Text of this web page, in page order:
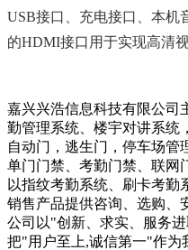
USB接口、充电接口、本机
的HDMI接口用于实现高清
嘉兴兴浩信息科技有限公司
勤管理系统、楼宇对讲系统
自动门，逃生门，停车场管
单门门禁、考勤门禁、联网
以指纹考勤系统、刷卡考勤
销售产品提供咨询、选购、
公司以"创新、求实、服务
把"用户至上,诚信第一"作为